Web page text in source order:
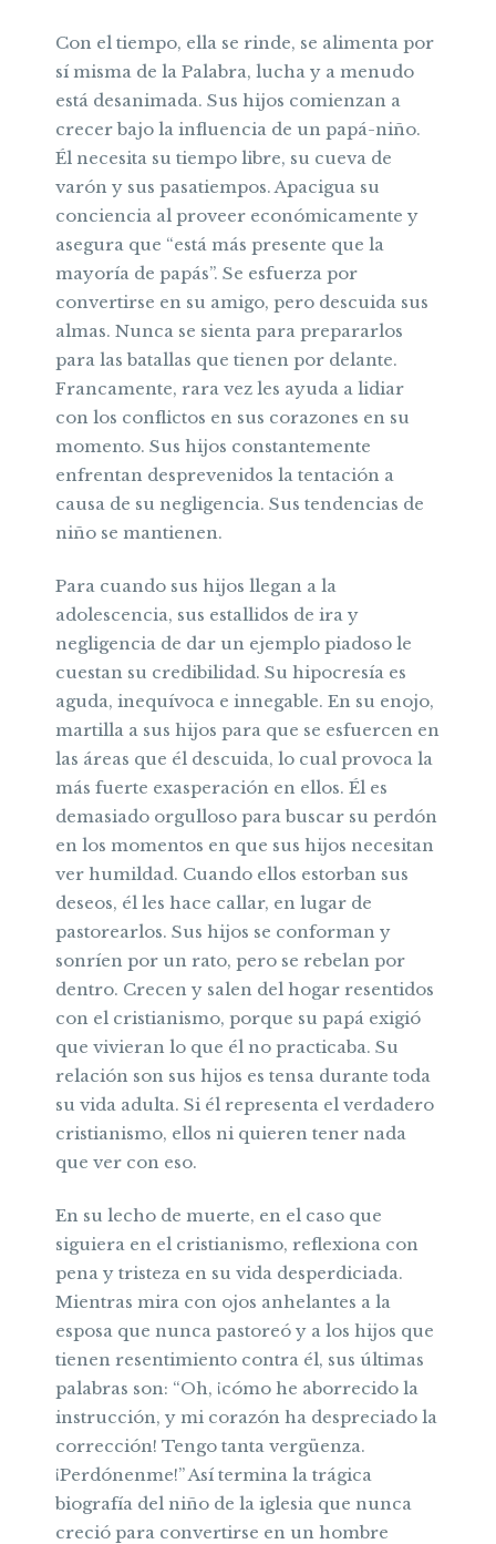
Con el tiempo, ella se rinde, se alimenta por
sí misma de la Palabra, lucha y a menudo
está desanimada. Sus hijos comienzan a
crecer bajo la influencia de un papá-niño.
Él necesita su tiempo libre, su cueva de
varón y sus pasatiempos. Apacigua su
conciencia al proveer económicamente y
asegura que “está más presente que la
mayoría de papás”. Se esfuerza por
convertirse en su amigo, pero descuida sus
almas. Nunca se sienta para prepararlos
para las batallas que tienen por delante.
Francamente, rara vez les ayuda a lidiar
con los conflictos en sus corazones en su
momento. Sus hijos constantemente
enfrentan desprevenidos la tentación a
causa de su negligencia. Sus tendencias de
niño se mantienen.
Para cuando sus hijos llegan a la
adolescencia, sus estallidos de ira y
negligencia de dar un ejemplo piadoso le
cuestan su credibilidad. Su hipocresía es
aguda, inequívoca e innegable. En su enojo,
martilla a sus hijos para que se esfuercen en
las áreas que él descuida, lo cual provoca la
más fuerte exasperación en ellos. Él es
demasiado orgulloso para buscar su perdón
en los momentos en que sus hijos necesitan
ver humildad. Cuando ellos estorban sus
deseos, él les hace callar, en lugar de
pastorearlos. Sus hijos se conforman y
sonríen por un rato, pero se rebelan por
dentro. Crecen y salen del hogar resentidos
con el cristianismo, porque su papá exigió
que vivieran lo que él no practicaba. Su
relación son sus hijos es tensa durante toda
su vida adulta. Si él representa el verdadero
cristianismo, ellos ni quieren tener nada
que ver con eso.
En su lecho de muerte, en el caso que
siguiera en el cristianismo, reflexiona con
pena y tristeza en su vida desperdiciada.
Mientras mira con ojos anhelantes a la
esposa que nunca pastoreó y a los hijos que
tienen resentimiento contra él, sus últimas
palabras son: “Oh, ¡cómo he aborrecido la
instrucción, y mi corazón ha despreciado la
corrección! Tengo tanta vergüenza.
¡Perdónenme!” Así termina la trágica
biografía del niño de la iglesia que nunca
creció para convertirse en un hombre